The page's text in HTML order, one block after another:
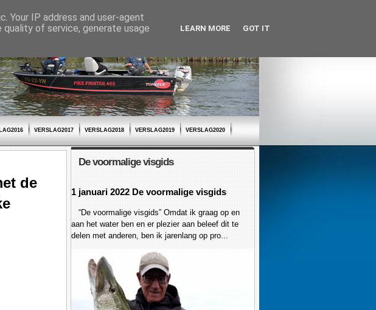
VERSLAG2017 VERSLAG2018 VERSLAG2019 VERSLAG2020
de
De voormalige visgids
1 januari 2022 De voormalige visgids
“De voormalige visgids” Omdat ik graag op en
aan het water ben en er plezier aan beleef dit te
delen met anderen, ben ik jarenlang op pro...
Your IP address and user-agent
of service, generate usage
LEARN MORE GOT IT